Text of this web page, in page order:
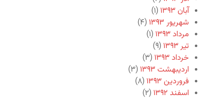
آبان ۱۳۹۳
(۱)
شهریور ۱۳۹۳
(۴)
مرداد ۱۳۹۳
(۱)
تیر ۱۳۹۳
(۹)
خرداد ۱۳۹۳
(۳)
اردیبهشت ۱۳۹۳
(۳)
فروردین ۱۳۹۳
(۸)
اسفند ۱۳۹۲
(۲)